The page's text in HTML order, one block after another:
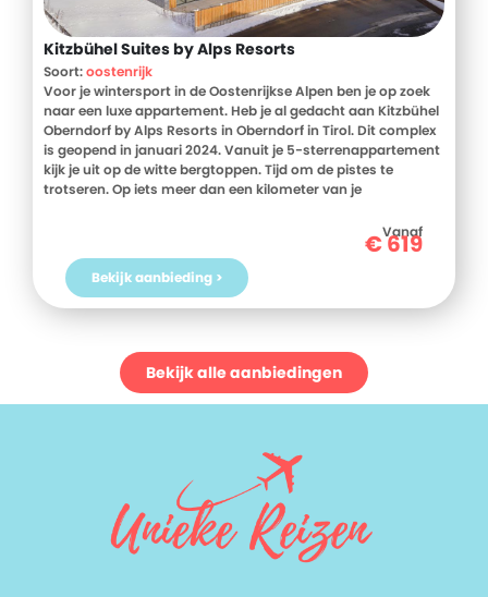
Kitzbühel Suites by Alps Resorts
Soort:oostenrijk
Voor je wintersport in de Oostenrijkse Alpen ben je op zoek
naar een luxe appartement. Heb je al gedacht aan Kitzbühel
Oberndorf by Alps Resorts in Oberndorf in Tirol. Dit complex
is geopend in januari 2024. Vanuit je 5-sterrenappartement
kijk je uit op de witte bergtoppen. Tijd om de pistes te
trotseren. Op iets meer dan een kilometer van je
de hele dag uit. En wil je tijdens je vakantie de bergen op een
andere manier verkennen? Dan zijn er genoeg wandelroutes
in de omgeving. Aan het einde van de dag kom je terug bij
Kitzbühel Oberndorf by Alps Resorts. Zo, even ontspannen.
Dat doe je natuurlijk in de spa. Heerlijk opwarmen in de
dorp of duik de keuken in van je appartement.
Vanaf
€619
Bekijk aanbieding >
Bekijk alle aanbiedingen